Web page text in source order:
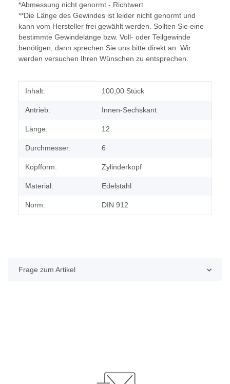
*Abmessung nicht genormt - Richtwert
**Die Länge des Gewindes ist leider nicht genormt und
kann vom Hersteller frei gewählt werden. Sollten Sie eine
bestimmte Gewindelänge bzw. Voll- oder Teilgewinde
benötigen, dann sprechen Sie uns bitte direkt an. Wir
werden versuchen Ihren Wünschen zu entsprechen.
Produkteigenschaft
Wert
Inhalt: 100,00 Stück
Antrieb: Innen-Sechskant
Länge: 12
Durchmesser: 6
Kopfform: Zylinderkopf
Material: Edelstahl
Norm: DIN 912
Frage zum Artikel